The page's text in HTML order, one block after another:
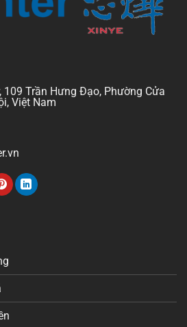
109 Trần Hưng Đạo, Phường Cửa
Việt Nam